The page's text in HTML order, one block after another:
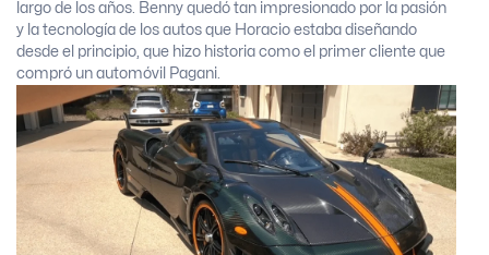
largo de los años. Benny quedó tan impresionado por la pasión
y la tecnología de los autos que Horacio estaba diseñando
desde el principio, que hizo historia como el primer cliente que
compró un automóvil Pagani.